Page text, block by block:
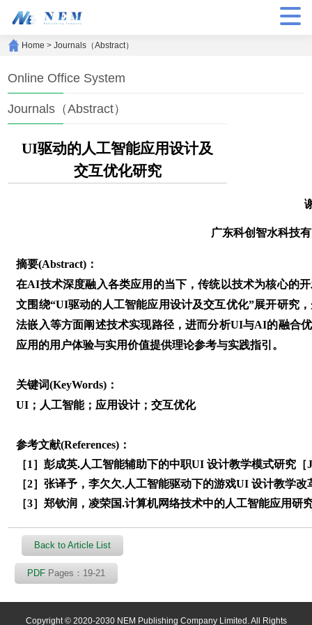
Home >Journals（Abstract）
Online Office System
Journals（Abstract）
UI驱动的人工智能应用设计及
交互优化研究
广东科创智水科技
摘要(Abstract)：
在AI技术深度融入各类应用的当下，传统以技术为核心的
文围绕“UI驱动的人工智能应用设计及交互优化”展开研究
法嵌入等方面阐述技术实现路径，进而分析UI与AI的融合
应用的用户体验与实用价值提供理论参考与实践指引。
关键词(KeyWords)：
UI；人工智能；应用设计；交互优化
参考文献(References)：
［1］彭成英.人工智能辅助下的中职UI 设计教学模式研究［
［2］张译予，李欠欠.人工智能驱动下的游戏UI 设计教学
［3］郑钦润，凌荣国.计算机网络技术中的人工智能应用研
Back to Article List
PDF Pages：19-21
Copyright © 2020-2030 NEM Publishing Company Limited. All Rights